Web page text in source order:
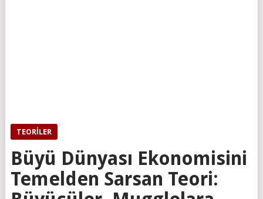
TEORILER
Büyü Dünyası Ekonomisini
Temelden Sarsan Teori: